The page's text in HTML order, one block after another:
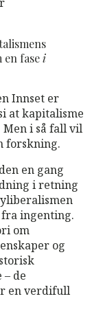
fasei
Innset er
at kapitalisme
i så fall vil
forskning.
en gang
i retning
ingenting.
om
og
de
en verdifull